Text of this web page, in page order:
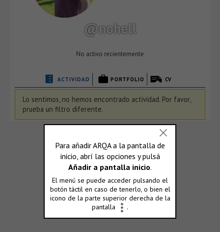
@nohell
No activo recientemente
ACTIVIDAD PORTFOLIO CV
Lo sentimos, no hemos encontrado actividad. Por favor,
prueba un filtro diferente.